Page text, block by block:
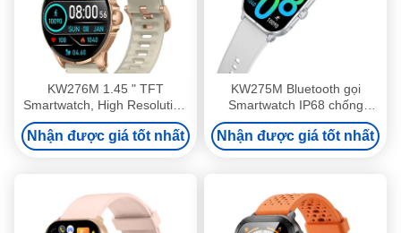
KW276M 1.45 " TFT
Smartwatch, High Resolution
Smart Watch với Bluetooth
Calling
Nhận được giá tốt nhất
KW275M Bluetooth gọi
Smartwatch IP68 chống
nước Đảo năng động
Smartwatch 2,02 Inch
Nhận được giá tốt nhất